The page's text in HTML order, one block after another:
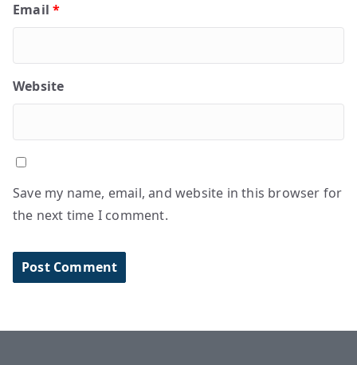
Email*
Website
Save my name, email, and website in this browser for
the next time I comment.